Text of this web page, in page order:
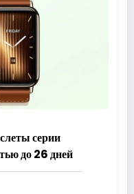
серии
до 26 дней